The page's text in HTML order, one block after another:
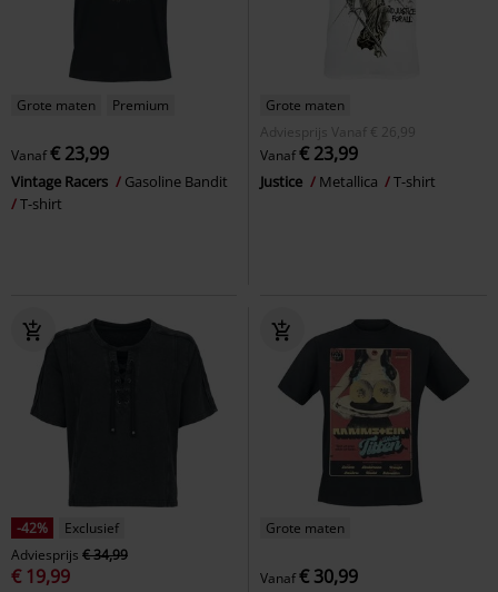
Grote maten Premium
Vanaf€ 23,99
Vintage Racers
Gasoline Bandit
T-shirt
Grote maten
Adviesprijs
Vanaf € 26,99
Vanaf€ 23,99
Justice Metallica T-shirt
-42%
Exclusief
Adviesprijs € 34,99
€ 19,99
Grote maten
Vanaf€ 30,99